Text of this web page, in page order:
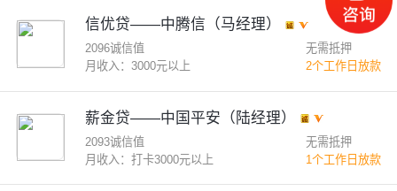
信优贷——中腾信（马经理）
2096诚信值
月收入：3000元以上
无需抵押
2个工作日放款
薪金贷——中国平安（陆经理）
2093诚信值
月收入：打卡3000元以上
无需抵押
1个工作日放款